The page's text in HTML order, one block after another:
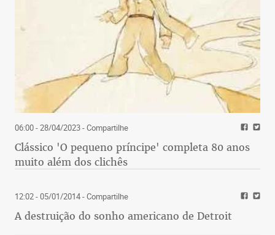
06:00 - 28/04/2023- Compartilhe
Clássico 'O pequeno príncipe' completa 80 anos
muito além dos clichês
12:02 - 05/01/2014- Compartilhe
A destruição do sonho americano de Detroit